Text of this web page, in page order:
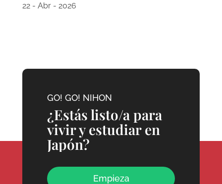
22 - Abr - 2026
GO! GO! NIHON
¿Estás listo/a para
vivir y estudiar en
Japón?
Empieza